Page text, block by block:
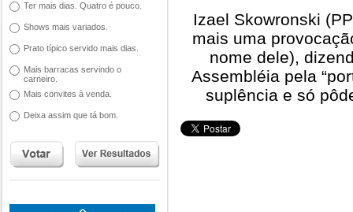
Ter mais dias. Quatro é pouco.
Shows mais variados.
Prato típico servido mais dias.
Mais barracas servindo o
carneiro.
Mais convites à venda.
Deixa assim que tá bom.
Izael Skowronski
mais uma
nome dele),
Assembléia pela
suplência e só